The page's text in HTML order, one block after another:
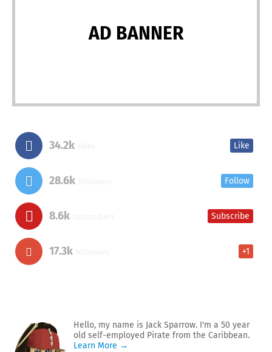
AD BANNER
34.2k Like
28.6k Follow
8.6k Subscribe
17.3k +1
Hello, my name is Jack Sparrow. I'm a 50 year
old self-employed Pirate from the Caribbean.
Learn More →